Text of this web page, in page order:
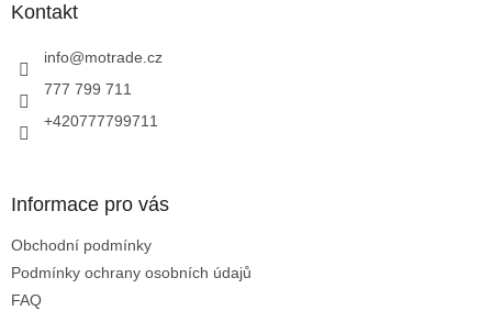
Kontakt
info@motrade.cz
777 799 711
+420777799711
Informace pro vás
Obchodní podmínky
Podmínky ochrany osobních údajů
FAQ